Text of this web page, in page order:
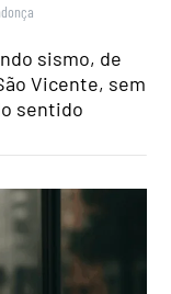
sismo, de
Vicente, sem
sentido